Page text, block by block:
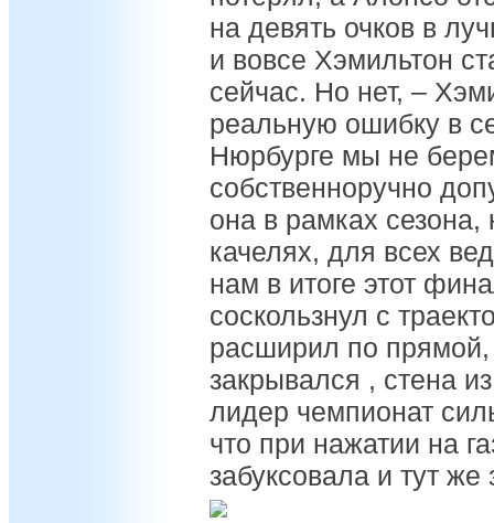
на девять очков в
и вовсе Хэмильтон
сейчас. Но нет, –
реальную ошибку в
Нюрбурге мы не
собственноручно
она в рамках
качелях, для всех
нам в итоге этот
соскользнул с
расширил по прямой,
закрывался , стена
лидер чемпионат
что при нажатии на
забуксовала и тут же